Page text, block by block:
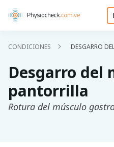
CONDICIONES DESGARRO
Desgarro del
pantorrilla
Rotura del músculo